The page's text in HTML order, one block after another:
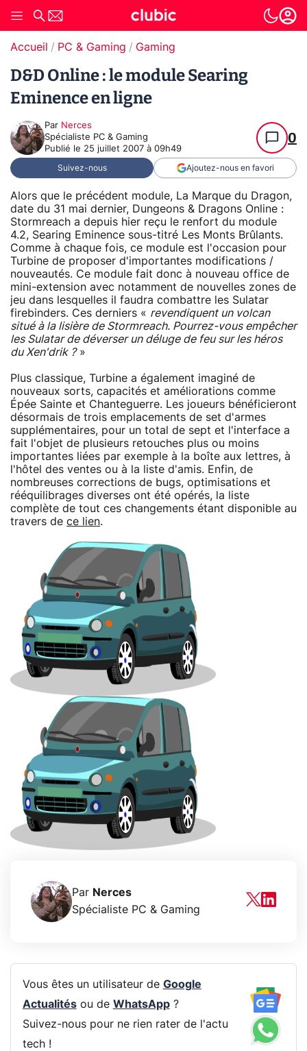
Accueil PC & Gaming Gaming
D&D Online : le module Searing
Eminence en ligne
Par Nerces
Spécialiste PC & Gaming
Publié le 25 juillet 2007 à 09h49
0
Suivez-nous Ajoutez-nous en favori
Alors que le précédent module, La Marque du Dragon,
date du 31 mai dernier, Dungeons & Dragons Online :
Stormreach a depuis hier reçu le renfort du module
4.2, Searing Eminence sous-titré Les Monts Brûlants.
Comme à chaque fois, ce module est l'occasion pour
Turbine de proposer d'importantes modifications /
nouveautés. Ce module fait donc à nouveau office de
mini-extension avec notamment de nouvelles zones de
jeu dans lesquelles il faudra combattre les Sulatar
firebinders. Ces derniers « revendiquent un volcan
situé à la lisière de Stormreach. Pourrez-vous empêcher
les Sulatar de déverser un déluge de feu sur les héros
du Xen'drik ?»
Plus classique, Turbine a également imaginé de
nouveaux sorts, capacités et améliorations comme
Épée Sainte et Chanteguerre. Les joueurs bénéficieront
désormais de trois emplacements de set d'armes
supplémentaires, pour un total de sept et l'interface a
fait l'objet de plusieurs retouches plus ou moins
importantes liées par exemple à la boîte aux lettres, à
l'hôtel des ventes ou à la liste d'amis. Enfin, de
nombreuses corrections de bugs, optimisations et
rééquilibrages diverses ont été opérés, la liste
complète de tout ces changements étant disponible au
travers de ce lien.
Par Nerces
Spécialiste PC & Gaming
Vous êtes un utilisateur de Google
Actualitésou de WhatsApp?
Suivez-nous pour ne rien rater de l'actu
tech !